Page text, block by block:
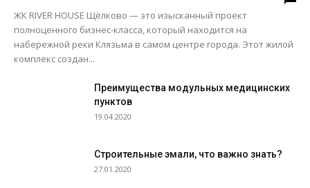
ЖК RIVER HOUSE Щёлково — это изысканный проект
полноценного бизнес-класса, который находится на
набережной реки Клязьма в самом центре города. Этот жилой
комплекс создан...
Преимущества модульных медицинских
пунктов
19.04.2020
Строительные эмали, что важно знать?
27.01.2020